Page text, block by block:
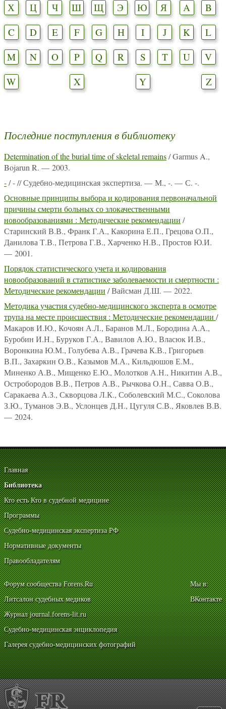
Х
Ц Ч Ш Щ Э Ю Я A
B
C
D E F G H I J K
L
M
N O P Q R S T U
V
W
X Y Z
Последние поступления в библиотеку
Determination of the burial time of skeletal remains/ Garmus A.,
Bojarun R. — 2003.
-/ - // Судебно-медицинская экспертиза. — М., -. — С. -.
Основные принципы выбора и кодирования первоначальной
причины смерти больных со злокачественными
новообразованиями : Методические рекомендации /
Старинский В.В., Франк Г.А., Какорина Е.П., Грецова О.П.,
Данилова Т.В., Петрова Г.В., Харченко Н.В., Простов Ю.И.
— 2001.
Порядок статистического учета и кодирования
новообразований в статистике заболеваемости и смертности :
Методические рекомендации / Вайсман Д.Ш. — 2022.
Методика участия судебно-медицинского эксперта в осмотре
трупа на месте происшествия : Методические рекомендации /
Макаров И.Ю., Кочоян А.Л., Баранов М.Л., Бородина А.А.,
Буробин И.Н., Буруков Г.А., Вавилов А.Ю., Власюк И.В.,
Воронкина Ю.М., Голубева А.В., Грачева К.В., Григорьев
В.П., Захаркин О.В., Казымов М.А., Кильдюшов Е.М.,
Миненко А.В., Мищенко Е.Ю., Молотков А.Н., Никитин А.В.,
Остробородов В.В., Петров А.В., Рычкова О.Н., Савва О.В.,
Саракаева А.З., Скворцова Л.К., Соболевский М.С., Соколова
З.Ю., Туманов Э.В., Услонцев Д.Н., Цугуля С.В., Яковлев В.В.
— 2024.
Главная
Библиотека
Кто есть Кто в судебной медицине
Программы
Судебно-медицинская экспертиза РФ
Нормативные документы
Правообладателям
Форум сообщества Forens.Ru
Литсалон судебных медиков
Журнал journal.forens-lit.ru
Судебно-медицинская энциклопедия
Галерея судебно-медицинских фотографий
Мы в:
ВКонтакте